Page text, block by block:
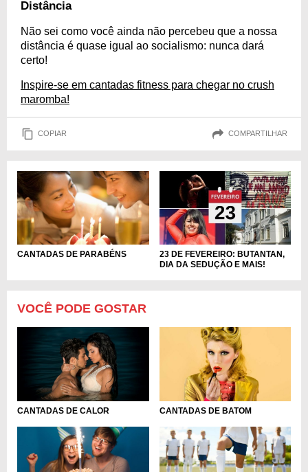
Distância
Não sei como você ainda não percebeu que a nossa
distância é quase igual ao socialismo: nunca dará
certo!
Inspire-se em cantadas fitness para chegar no crush
maromba!
COPIAR COMPARTILHAR
CANTADAS DE PARABÉNS
23 DE FEVEREIRO: BUTANTAN,
DIA DA SEDUÇÃO E MAIS!
VOCÊ PODE GOSTAR
CANTADAS DE CALOR CANTADAS DE BATOM